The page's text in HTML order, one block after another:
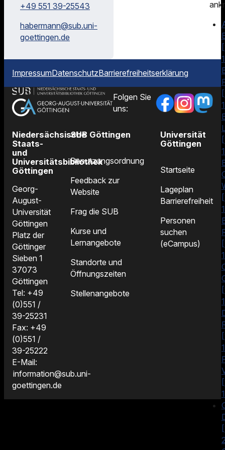
+49 551 39-25543
habermann@sub.uni-
goettingen.de
ImpressumDatenschutzBarrierefreiheitserklärung
Folgen Sie
uns:
Niedersächsische
Staats-
und
Universitätsbibliothek
Göttingen
Georg-
August-
Universität
Göttingen
Platz der
Göttinger
Sieben 1
37073
Göttingen
Tel: +49
(0)551 /
39-25231
Fax: +49
(0)551 /
39-25222
E-Mail:
information@sub.uni-
goettingen.de
SUB Göttingen
Benutzungsordnung
Feedback zur
Website
Frag die SUB
Kurse und
Lernangebote
Standorte und
Öffnungszeiten
Stellenangebote
Universität
Göttingen
Startseite
Lageplan
Barrierefreiheit
Personen
suchen
(eCampus)